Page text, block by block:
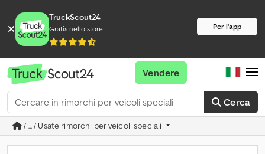
TruckScout24
Gratis nello store Per l'app
Cerca
Vendere
/ ... / Usate rimorchi per veicoli speciali